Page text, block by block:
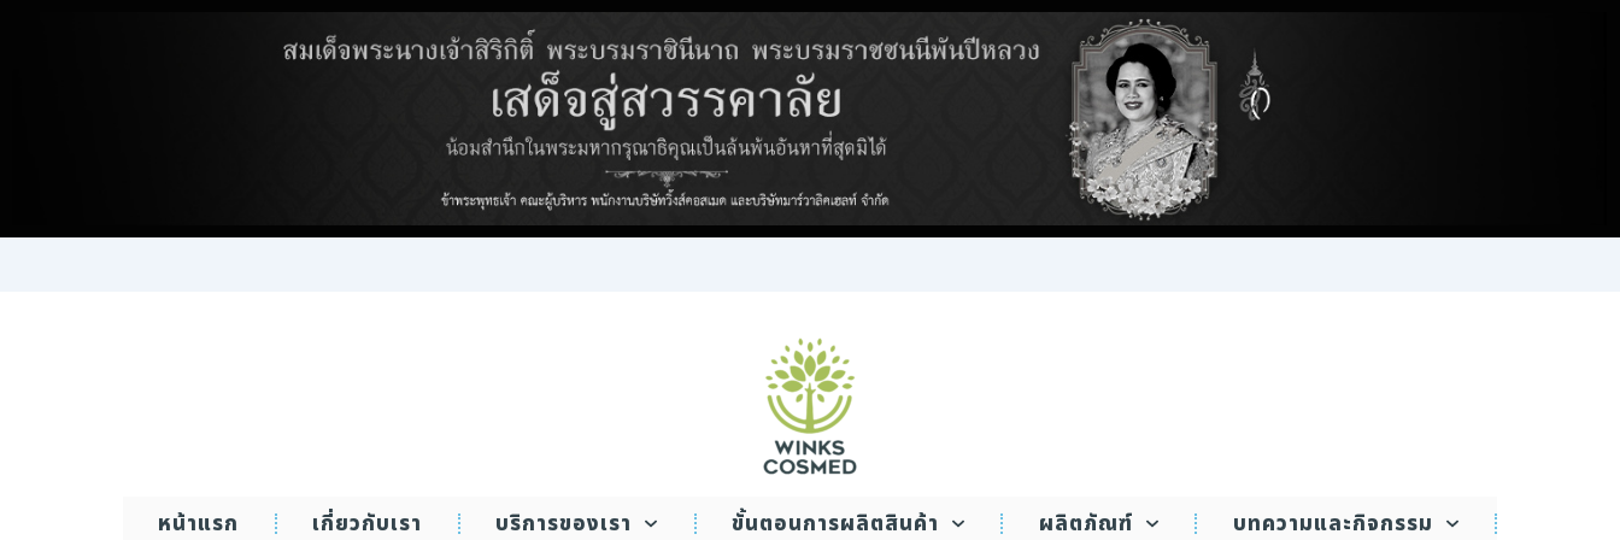
WINKS COSMED
หน้าแรก เกี่ยวกับเรา บริการของเรา ขั้นตอนการผลิตสินค้า ผลิตภัณฑ์
บทความและกิจกรรม